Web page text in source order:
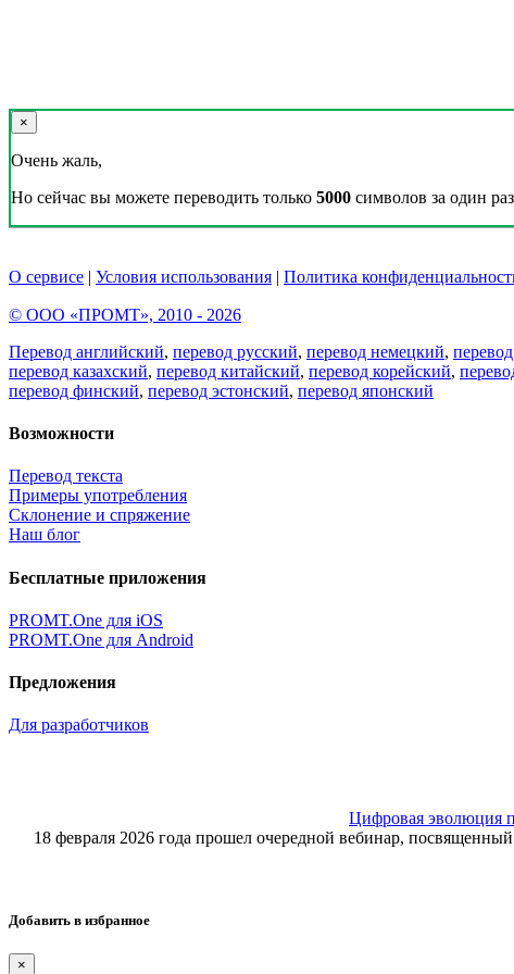
×
Очень жаль,
Но сейчас вы можете переводить только 5000 символов за один
О сервисе | Условия использования | Политика
© ООО «ПРОМТ», 2010 - 2026
Перевод английский, перевод русский, перевод немецкий,
перевод казахский, перевод китайский, перевод корейский,
перевод финский, перевод эстонский, перевод японский
Возможности
Перевод текста
Примеры употребления
Склонение и спряжение
Наш блог
Бесплатные приложения
PROMT.One для iOS
PROMT.One для Android
Предложения
Для разработчиков
Цифровая эволюция
18 февраля 2026 года прошел очередной вебинар,
Добавить в избранное
×